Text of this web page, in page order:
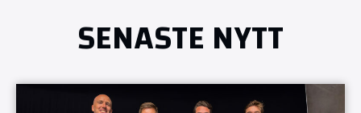
SENASTE NYTT